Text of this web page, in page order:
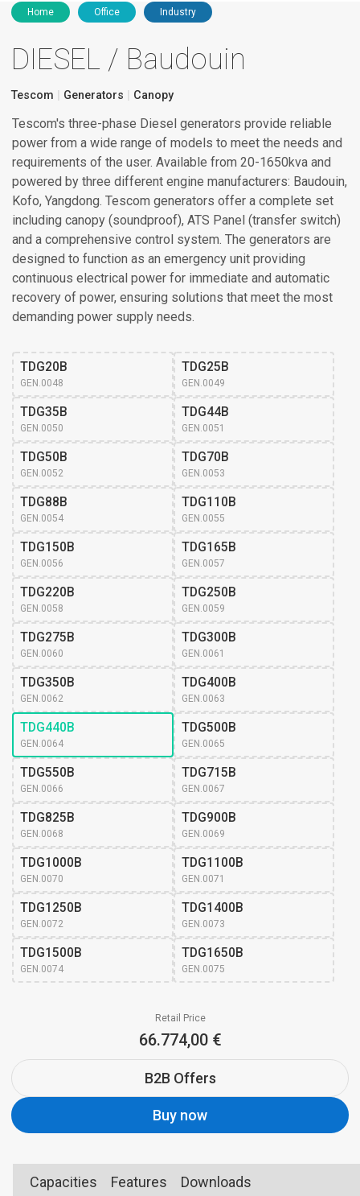
Home Office Industry
DIESEL / Baudouin
Tescom Generators Canopy
Tescom's three-phase Diesel generators provide reliable
power from a wide range of models to meet the needs and
requirements of the user. Available from 20-1650kva and
powered by three different engine manufacturers: Baudouin,
Kofo, Yangdong. Tescom generators offer a complete set
including canopy (soundproof), ATS Panel (transfer switch)
and a comprehensive control system. The generators are
designed to function as an emergency unit providing
continuous electrical power for immediate and automatic
recovery of power, ensuring solutions that meet the most
demanding power supply needs.
TDG20B
GEN.0048
TDG25B
GEN.0049
TDG35B
GEN.0050
TDG44B
GEN.0051
TDG50B
GEN.0052
TDG70B
GEN.0053
TDG88B
GEN.0054
TDG110B
GEN.0055
TDG150B
GEN.0056
TDG165B
GEN.0057
TDG220B
GEN.0058
TDG250B
GEN.0059
TDG275B
GEN.0060
TDG300B
GEN.0061
TDG350B
GEN.0062
TDG400B
GEN.0063
TDG440B
GEN.0064
TDG500B
GEN.0065
TDG550B
GEN.0066
TDG715B
GEN.0067
TDG825B
GEN.0068
TDG900B
GEN.0069
TDG1000B
GEN.0070
TDG1100B
GEN.0071
TDG1250B
GEN.0072
TDG1400B
GEN.0073
TDG1500B
GEN.0074
TDG1650B
GEN.0075
Retail Price
66.774,00 €
B2B Offers
Buy now
Capacities Features Downloads